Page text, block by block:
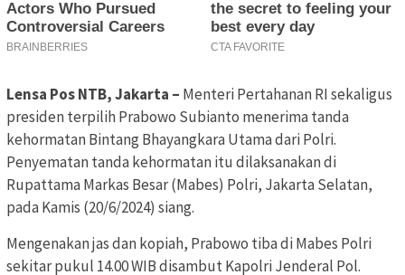
Lensa Pos NTB, Jakarta – Menteri Pertahanan RI sekaligus
presiden terpilih Prabowo Subianto menerima tanda
kehormatan Bintang Bhayangkara Utama dari Polri.
Penyematan tanda kehormatan itu dilaksanakan di
Rupattama Markas Besar (Mabes) Polri, Jakarta Selatan,
pada Kamis (20/6/2024) siang.
Mengenakan jas dan kopiah, Prabowo tiba di Mabes Polri
sekitar pukul 14.00 WIB disambut Kapolri Jenderal Pol.